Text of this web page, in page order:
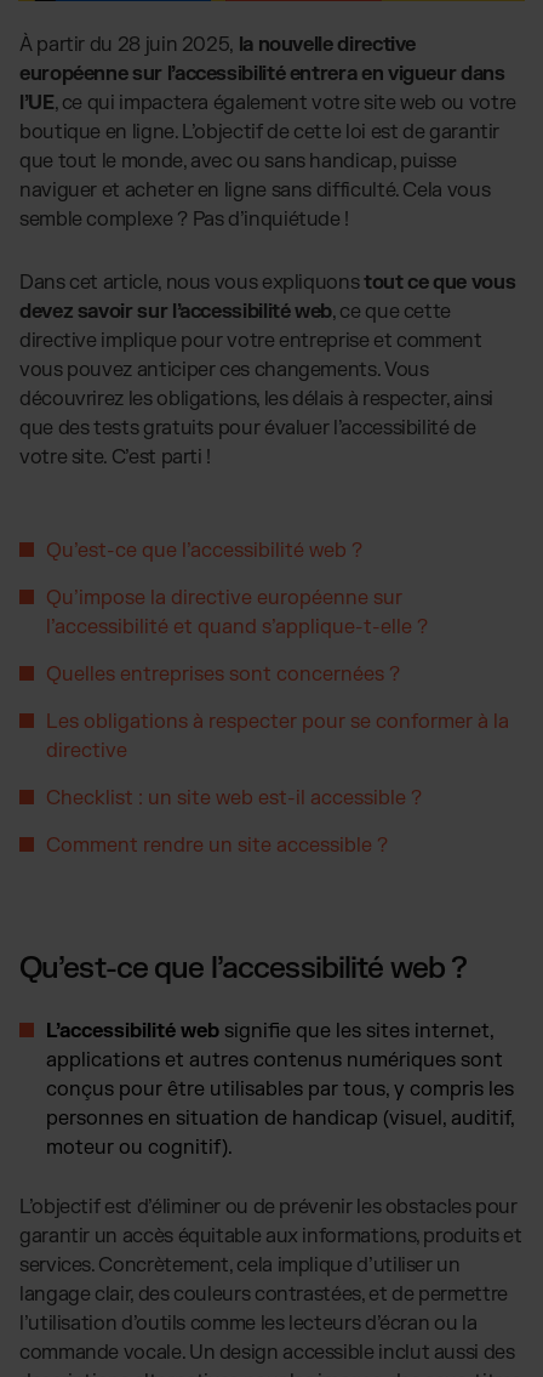
Bijoux et accessoires
Mode & Lifestyle
INTÉGRATIONS DE BOUTIQUES :
Shopify Fulfillment
Bilbee Fulfillment
WooCommerce Fulfillment
Wix Fulfilllment
PlentyONE Fulfillment
Magento Fulfillment (Adobe Commerce)
Strato Fulfillment
Toutes les intégrations
Choisissez la formule la plus adaptée à votre
activité
Grille tarifaire du service de fulfillment
Téléchargez notre grille tarifaire détaillée
Ressources
Blog
Articles, études de cas, news
Études de cas
Témoignages de réussite clients
Téléchargements
e-book, guides, listes
FAQ
Toutes les réponses concernant nos services
Contact FR
À partir du 28 juin 2025, la nouvelle directive
européenne sur l’accessibilité entrera en vigueur dans
l’UE, ce qui impactera également votre site web ou votre
boutique en ligne. L’objectif de cette loi est de garantir
que tout le monde, avec ou sans handicap, puisse
naviguer et acheter en ligne sans difficulté. Cela vous
semble complexe ? Pas d’inquiétude !
Dans cet article, nous vous expliquonstout ce que vous
devez savoir sur l’accessibilité web, ce que cette
directive implique pour votre entreprise et comment
vous pouvez anticiper ces changements. Vous
découvrirez les obligations, les délais à respecter, ainsi
que des tests gratuits pour évaluer l’accessibilité de
votre site. C’est parti !
Qu’est-ce que l’accessibilité web ?
Qu’impose la directive européenne sur
l’accessibilité et quand s’applique-t-elle ?
Quelles entreprises sont concernées ?
Les obligations à respecter pour se conformer à la
directive
Checklist : un site web est-il accessible ?
Comment rendre un site accessible ?
Qu’est-ce que l’accessibilité web ?
L’accessibilité web signifie que les sites internet,
applications et autres contenus numériques sont
conçus pour être utilisables par tous, y compris les
personnes en situation de handicap (visuel, auditif,
moteur ou cognitif).
L’objectif est d’éliminer ou de prévenir les obstacles pour
garantir un accès équitable aux informations, produits et
services. Concrètement, cela implique d’utiliser un
langage clair, des couleurs contrastées, et de permettre
l’utilisation d’outils comme les lecteurs d’écran ou la
commande vocale. Un design accessible inclut aussi des